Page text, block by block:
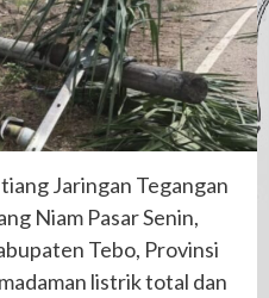
Jaringan Tegangan
Niam Pasar Senin,
Tebo, Provinsi
listrik total dan